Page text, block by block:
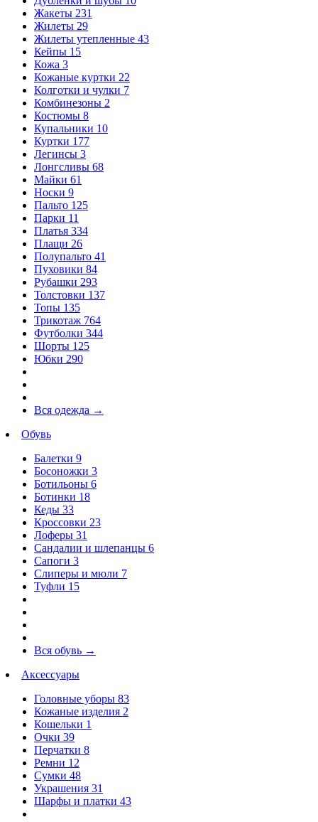
Жакеты 231
Жилеты 29
Жилеты утепленные 43
Кейпы 15
Кожа 3
Кожаные куртки 22
Колготки и чулки 7
Комбинезоны 2
Костюмы 8
Купальники 10
Куртки 177
Легинсы 3
Лонгсливы 68
Майки 61
Носки 9
Пальто 125
Парки 11
Платья 334
Плащи 26
Полупальто 41
Пуховики 84
Рубашки 293
Толстовки 137
Топы 135
Трикотаж 764
Футболки 344
Шорты 125
Юбки 290
Вся одежда →
Обувь
Балетки 9
Босоножки 3
Ботильоны 6
Ботинки 18
Кеды 33
Кроссовки 23
Лоферы 31
Сандалии и шлепанцы 6
Сапоги 3
Слиперы и мюли 7
Туфли 15
Вся обувь →
Аксессуары
Головные уборы 83
Кожаные изделия 2
Кошельки 1
Очки 39
Перчатки 8
Ремни 12
Сумки 48
Украшения 31
Шарфы и платки 43